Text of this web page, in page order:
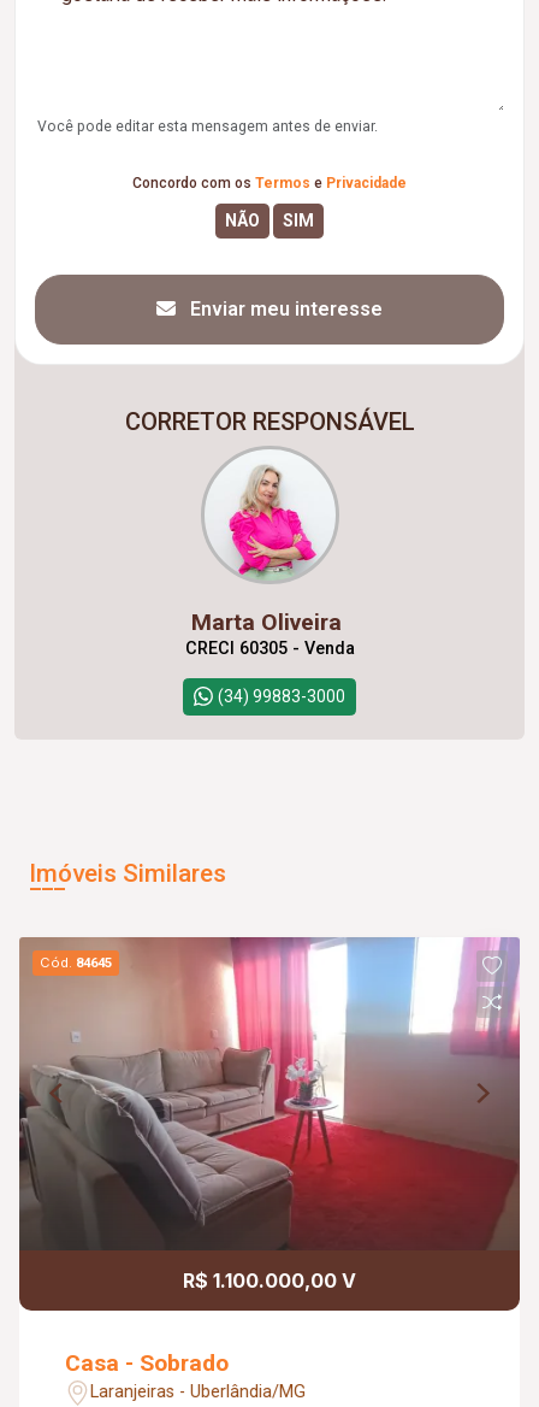
Você pode editar esta mensagem antes de enviar.
Concordo com os Termos e Privacidade
Enviar meu interesse
CORRETOR RESPONSÁVEL
Marta Oliveira
CRECI 60305 - Venda
(34) 99883-3000
Imóveis Similares
Cód. 84645
R$ 1.100.000,00 V
Casa - Sobrado
Laranjeiras - Uberlândia/MG